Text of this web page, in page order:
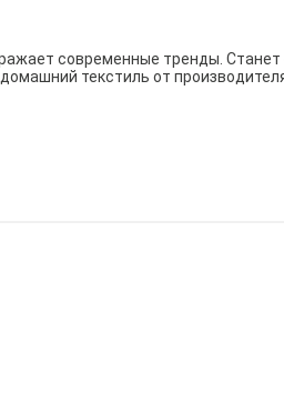
современные тренды.
текстиль от